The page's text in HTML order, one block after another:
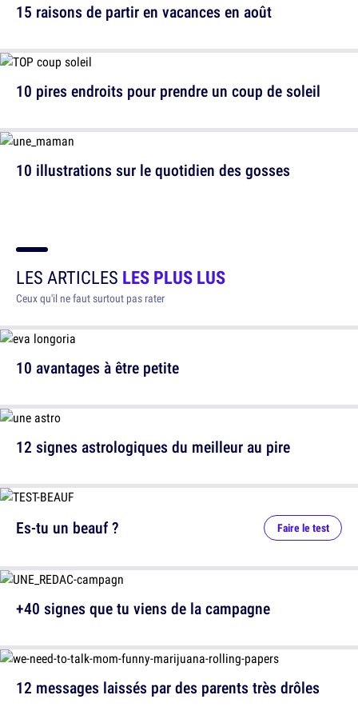
10 pires endroits pour prendre un coup de soleil
15 raisons de partir en vacances en août
10 illustrations sur le quotidien des gosses
LES ARTICLES LES PLUS LUS
Ceux qu'il ne faut surtout pas rater
10 avantages à être petite
12 signes astrologiques du meilleur au pire
12 messages laissés par des parents très drôles
Es-tu un beauf ? Faire le test
+40 signes que tu viens de la campagne